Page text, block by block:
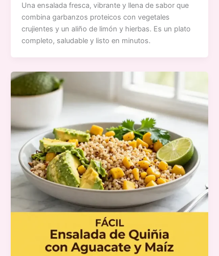
Una ensalada fresca, vibrante y llena de sabor que
combina garbanzos proteicos con vegetales
crujientes y un aliño de limón y hierbas. Es un plato
completo, saludable y listo en minutos.